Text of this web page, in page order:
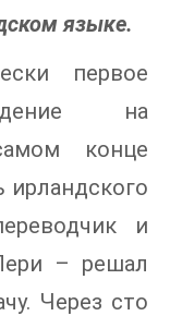
языке.
первое
на
конце
ирландского
и
– решал
Через сто